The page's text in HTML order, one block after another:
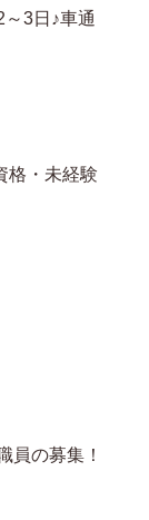
3日♪車通
格・未経験
員の募集！